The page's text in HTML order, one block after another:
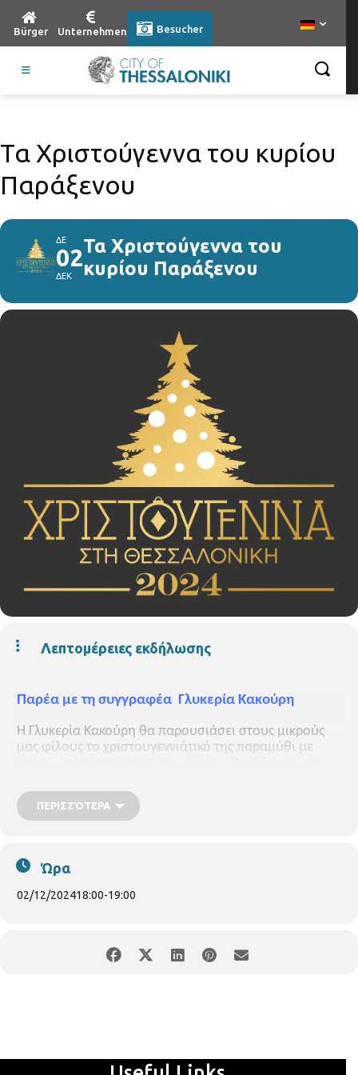
Bürger Unternehmen Besucher
Τα Χριστούγεννα του κυρίου
Παράξενου
ΔΕ
02
ΔΕΚ
Τα Χριστούγεννα του
κυρίου Παράξενου
Λεπτομέρειες εκδήλωσης
Παρέα με τη συγγραφέα Γλυκερία Κακούρη
Η Γλυκερία Κακούρη θα παρουσιάσει στους μικρούς
μας φίλους το χριστουγεννιάτικό της παραμύθι με
5 ετών και πάνω, με προεγγραφή"
ΠΕΡΙΦΕΡΕΙΑΚΗ ΒΙΒΛΙΟΘΗΚΗ ΑΝΩ ΤΟΥΜΠΑΣ
ΠΕΡΙΣΣΌΤΕΡΑ
Ώρα
02/12/202418:00-19:00